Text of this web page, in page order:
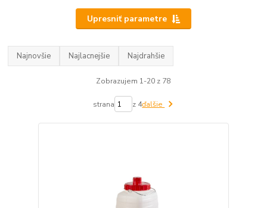
Upresniť parametre
Najnovšie Najlacnejšie Najdrahšie
Zobrazujem 1-20 z 78
strana z 4ďalšie